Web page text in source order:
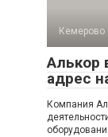
Кемерово
Алькор
адрес
Компания